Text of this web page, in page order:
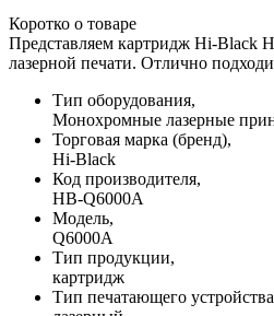
Коротко о товаре
Представляем картридж Hi-Black
лазерной печати. Отлично
Тип оборудования,
Монохромные лазерные
Торговая марка (бренд),
Hi-Black
Код производителя,
HB-Q6000A
Модель,
Q6000A
Тип продукции,
картридж
Тип печатающего